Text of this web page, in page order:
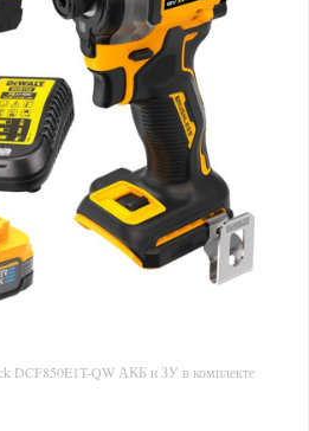
DCF850E1T-QW АКБ и ЗУ в комплекте